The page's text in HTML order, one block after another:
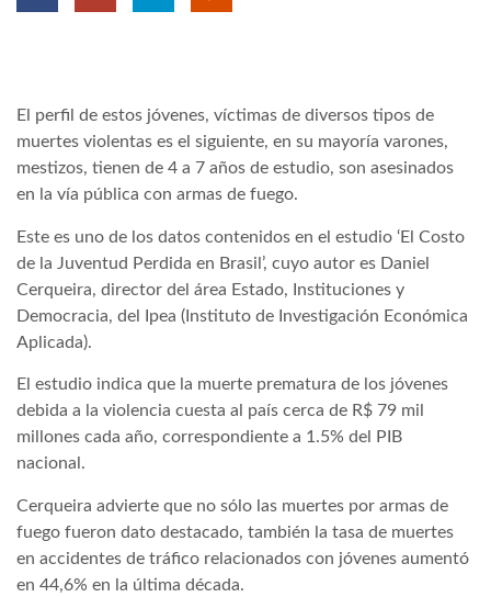
El perfil de estos jóvenes, víctimas de diversos tipos de
muertes violentas es el siguiente, en su mayoría varones,
mestizos, tienen de 4 a 7 años de estudio, son asesinados
en la vía pública con armas de fuego.
Este es uno de los datos contenidos en el estudio ‘El Costo
de la Juventud Perdida en Brasil’, cuyo autor es Daniel
Cerqueira, director del área Estado, Instituciones y
Democracia, del Ipea (Instituto de Investigación Económica
Aplicada).
El estudio indica que la muerte prematura de los jóvenes
debida a la violencia cuesta al país cerca de R$ 79 mil
millones cada año, correspondiente a 1.5% del PIB
nacional.
Cerqueira advierte que no sólo las muertes por armas de
fuego fueron dato destacado, también la tasa de muertes
en accidentes de tráfico relacionados con jóvenes aumentó
en 44,6% en la última década.